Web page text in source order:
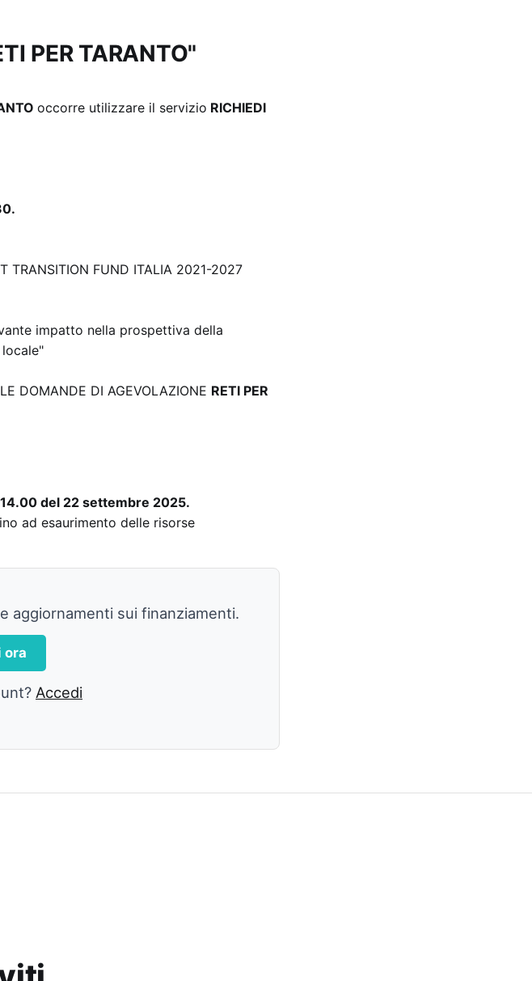
PER TARANTO"
occorre utilizzare il servizio RICHIEDI
TRANSITION FUND ITALIA 2021-2027
impatto nella prospettiva della
DOMANDE DI AGEVOLAZIONE RETI PER
14.00 del 22 settembre 2025.
ad esaurimento delle risorse
aggiornamenti sui finanziamenti.
ora
Accedi